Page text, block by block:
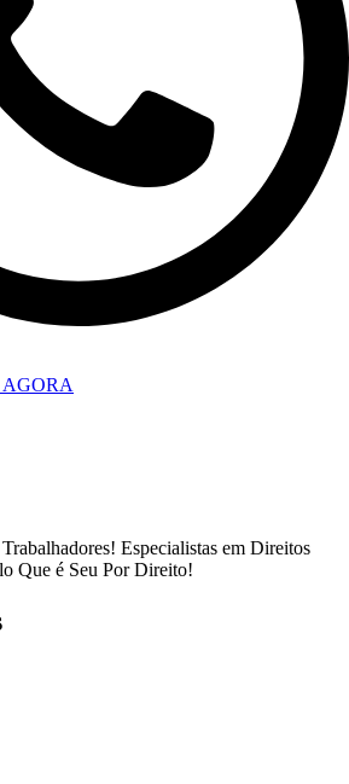
Especialistas em Direitos
Que é Seu Por Direito!